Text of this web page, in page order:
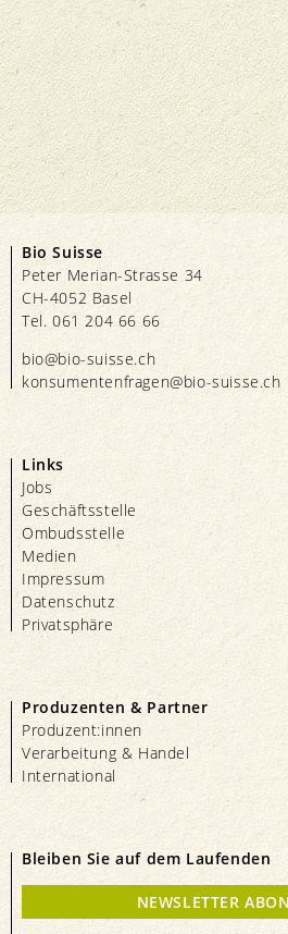
Bio Suisse
Peter Merian-Strasse 34
CH-4052 Basel
Tel. 061 204 66 66
bio@bio-suisse.ch
konsumentenfragen@bio-suisse.ch
Links
Jobs
Geschäftsstelle
Ombudsstelle
Medien
Impressum
Datenschutz
Privatsphäre
Produzenten & Partner
Produzent:innen
Verarbeitung & Handel
International
Bleiben Sie auf dem Laufenden
NEWSLETTER